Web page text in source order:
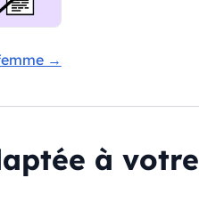
→
à votre